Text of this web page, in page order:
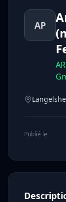
AP
Publié le